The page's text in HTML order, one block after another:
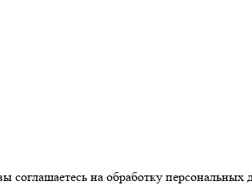
на обработку персональных